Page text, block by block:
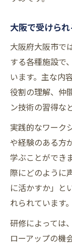
大阪で受けら
大阪府大阪市で
する各種施設で
います。主な内
役割の理解、仲
ン技術の習得な
実践的なワーク
や経験のある方
学ぶことができ
際にどのように
に活かすか」と
れられています。
研修によっては
ローアップの機